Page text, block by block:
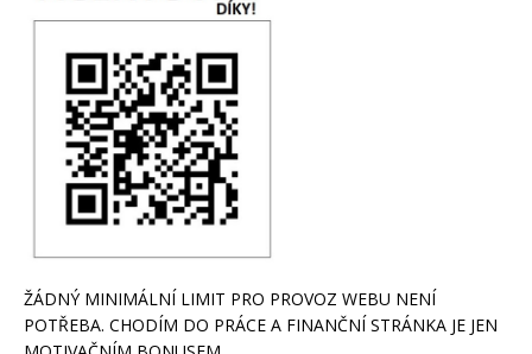
ŽÁDNÝ MINIMÁLNÍ LIMIT PRO PROVOZ WEBU NENÍ
POTŘEBA. CHODÍM DO PRÁCE A FINANČNÍ STRÁNKA JE JEN